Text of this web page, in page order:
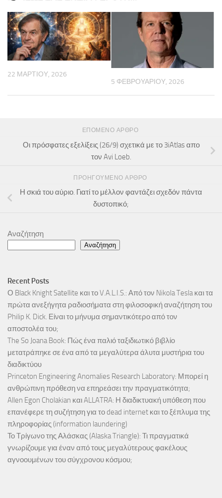
22 ΜΑΡΤΊΟΥ, 2026
5 ΦΕΒΡΟΥΑΡΊΟΥ, 2026
ΕΠΌΜΕΝΟ ΆΡΘΡΟ
Οι πρόσφατες εξελίξεις (26/9) σχετικά με το 3iAtlas απο
τον Avi Loeb.
ΠΡΟΗΓΟΎΜΕΝΟ ΆΡΘΡΟ
Η σκιά του αύριο. Γιατί το μέλλον φαντάζει σχεδόν πάντα
δυστοπικό;
Αναζήτηση
Αναζήτηση
Recent Posts
Ο Black Knight Satellite και το V.A.L.I.S.: Από τον Nikola Tesla και τα
πρώτα ανεξήγητα ραδιοσήματα στη φιλοσοφική αναζήτηση του
Philip K. Dick. Είναι το μήνυμα σημαντικότερο από τον
αποστολέα του;
The So Joana Book: Πώς ένα παλιό ταξιδιωτικό βιβλίο
μετατράπηκε σε ένα από τα μεγαλύτερα άλυτα μυστήρια του
διαδικτύου
Princeton Engineering Anomalies Research Laboratory: Μπορεί η
ανθρώπινη πρόθεση να επηρεάσει την πραγματικότητα;
Allen Egon Cholakian και ALLATRA: Η διαδικτυακή υπόθεση που
επανέφερε τη συζήτηση για το dead internet και το ξέπλυμα της
πληροφορίας (information laundering)
Το Τρίγωνο της Αλάσκας (Alaska Triangle): Τι πραγματικά
γνωρίζουμε για έναν από τους μεγαλύτερους φακέλους
αγνοουμένων του σύγχρονου κόσμου;